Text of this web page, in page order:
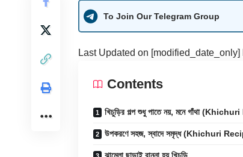
To Join Our Telegram Group
Last Updated on [modified_date_only]
Contents
খিচুড়ির গল্প শুধু পাতে নয়, মনে গাঁথা
উপকরণে সহজ, স্বাদে সমৃদ্ধ (Khichuri